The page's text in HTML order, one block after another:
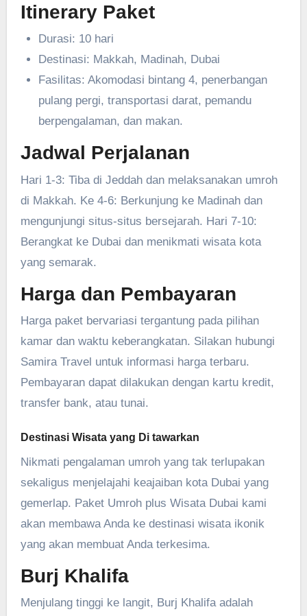
Itinerary Paket
Durasi: 10 hari
Destinasi: Makkah, Madinah, Dubai
Fasilitas: Akomodasi bintang 4, penerbangan
pulang pergi, transportasi darat, pemandu
berpengalaman, dan makan.
Jadwal Perjalanan
Hari 1-3: Tiba di Jeddah dan melaksanakan umroh
di Makkah. Ke 4-6: Berkunjung ke Madinah dan
mengunjungi situs-situs bersejarah. Hari 7-10:
Berangkat ke Dubai dan menikmati wisata kota
yang semarak.
Harga dan Pembayaran
Harga paket bervariasi tergantung pada pilihan
kamar dan waktu keberangkatan. Silakan hubungi
Samira Travel untuk informasi harga terbaru.
Pembayaran dapat dilakukan dengan kartu kredit,
transfer bank, atau tunai.
Destinasi Wisata yang Di tawarkan
Nikmati pengalaman umroh yang tak terlupakan
sekaligus menjelajahi keajaiban kota Dubai yang
gemerlap. Paket Umroh plus Wisata Dubai kami
akan membawa Anda ke destinasi wisata ikonik
yang akan membuat Anda terkesima.
Burj Khalifa
Menjulang tinggi ke langit, Burj Khalifa adalah